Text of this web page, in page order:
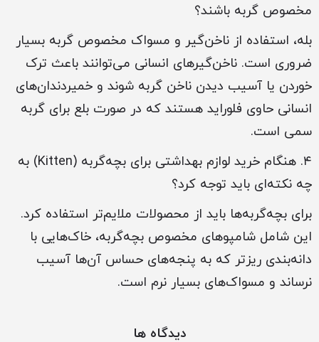
مخصوص گربه باشند؟
بله، استفاده از ناخن‌گیر و مسواک مخصوص گربه بسیار
ضروری است. ناخن‌گیرهای انسانی می‌توانند باعث ترک
خوردن یا آسیب دیدن ناخن گربه شوند و خمیردندان‌های
انسانی حاوی فلوراید هستند که در صورت بلع برای گربه
سمی است.
۴. هنگام خرید لوازم بهداشتی برای بچه‌گربه (Kitten) به
چه نکته‌ای باید توجه کرد؟
برای بچه‌گربه‌ها باید از محصولات ملایم‌تر استفاده کرد.
این شامل شامپوهای مخصوص بچه‌گربه، خاک‌هایی با
دانه‌بندی ریزتر که به پنجه‌های حساس آن‌ها آسیب
نرساند و مسواک‌های بسیار نرم است.
دیدگاه ها